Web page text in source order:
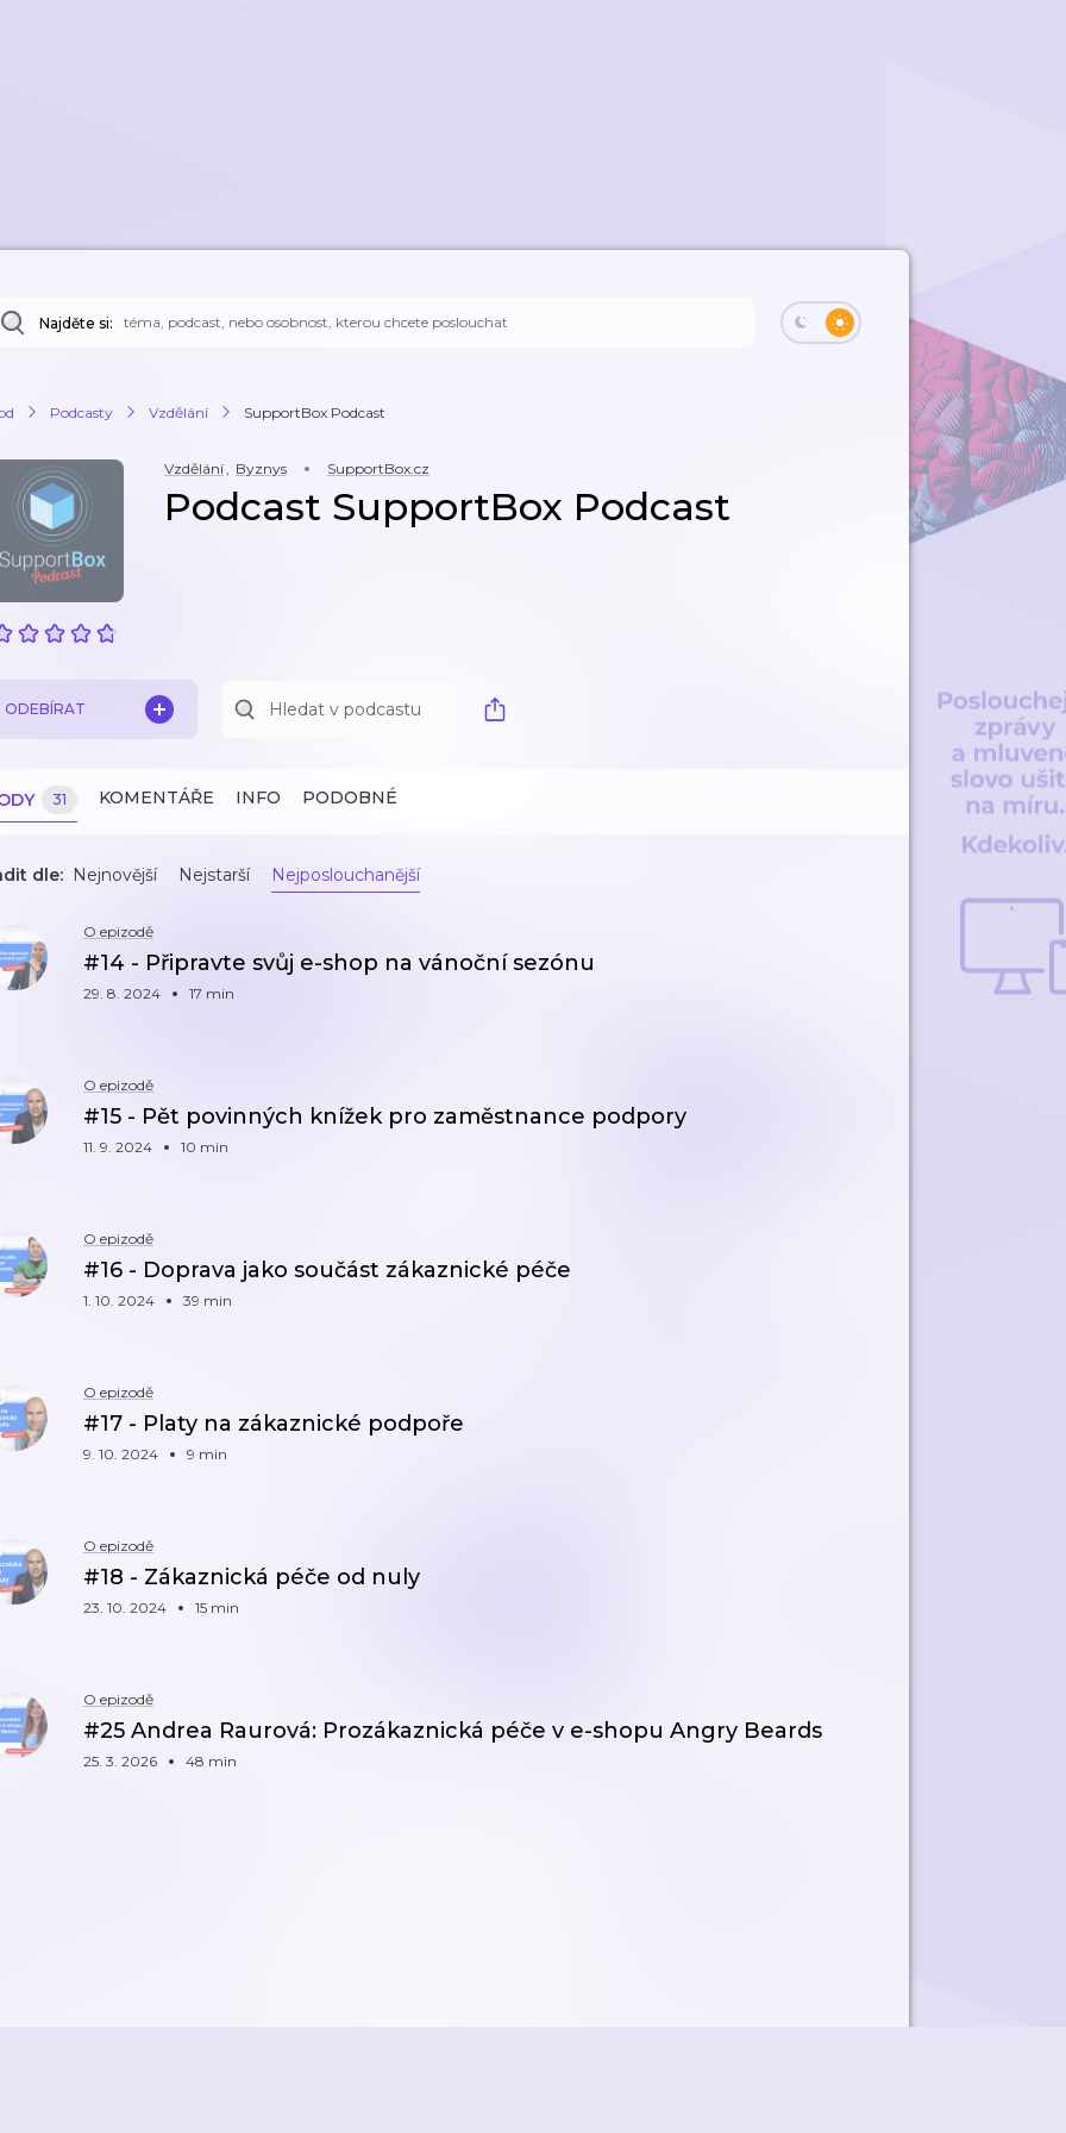
Najděte si:
Podcasty Vzdělání SupportBox Podcast
Vzdělání, Byznys SupportBox.cz
Podcast SupportBox Podcast
ODEBÍRAT
31 KOMENTÁŘE INFO PODOBNÉ
dle: Nejnovější Nejstarší Nejposlouchanější
O epizodě
#14 - Připravte svůj e-shop na vánoční sezónu
29. 8. 2024 17 min
O epizodě
#15 - Pět povinných knížek pro zaměstnance podpory
11. 9. 2024 10 min
O epizodě
#16 - Doprava jako součást zákaznické péče
1. 10. 2024 39 min
O epizodě
#17 - Platy na zákaznické podpoře
9. 10. 2024 9 min
O epizodě
#18 - Zákaznická péče od nuly
23. 10. 2024 15 min
O epizodě
#25 Andrea Raurová: Prozákaznická péče v e-shopu Angry Beards
25. 3. 2026 48 min